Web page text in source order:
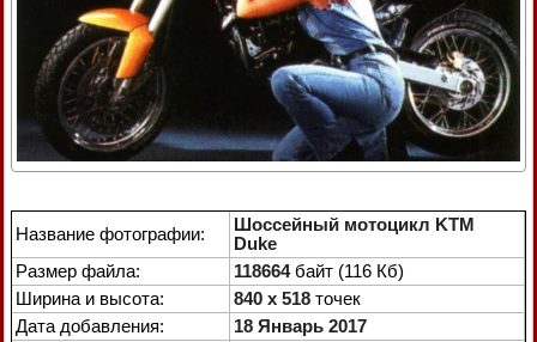
Название фотографии:
Шоссейный мотоцикл KTM
Duke
Размер файла:
118664байт (116 Кб)
Ширина и высота:
840 x 518 точек
Дата добавления:
18 Январь 2017